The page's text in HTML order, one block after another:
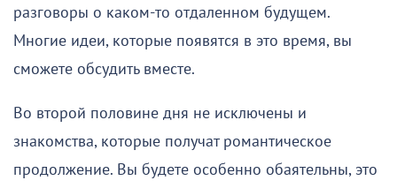
разговоры о каком-то отдаленном будущем.
Многие идеи, которые появятся в это время, вы
сможете обсудить вместе.
Во второй половине дня не исключены и
знакомства, которые получат романтическое
продолжение. Вы будете особенно обаятельны, это